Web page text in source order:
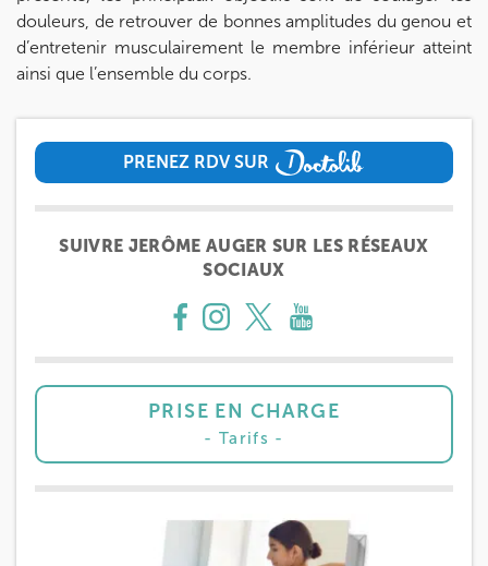
PRENEZ RDV SUR
PRENEZ RDV SUR
SUIVRE JERÔME AUGER SUR LES RÉSEAUX
SOCIAUX
PRISE EN CHARGE
Tarifs
douleurs, de retrouver de bonnes amplitudes du genou et
d’entretenir musculairement le membre inférieur atteint
ainsi que l’ensemble du corps.